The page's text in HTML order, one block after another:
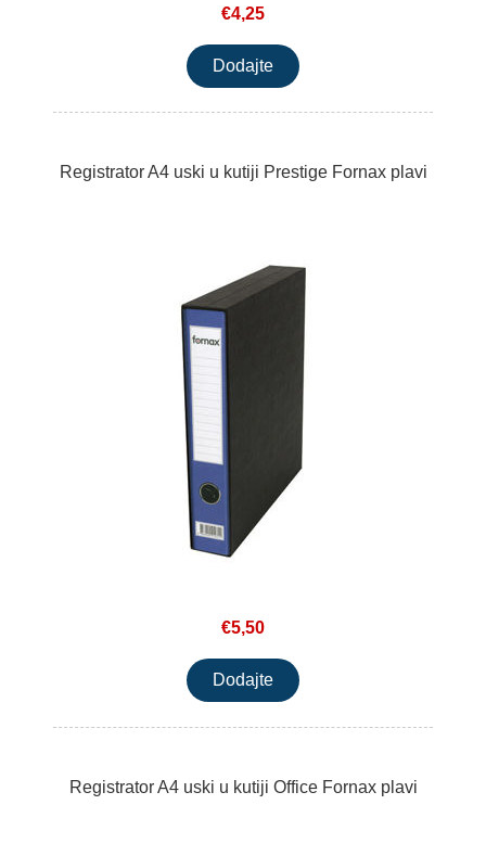
€4,25
Registrator A4 uski u kutiji Prestige Fornax plavi
€5,50
Registrator A4 uski u kutiji Office Fornax plavi